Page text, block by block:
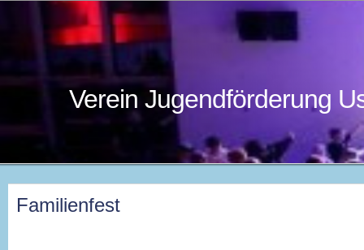
Verein Jugendförderung
Familienfest